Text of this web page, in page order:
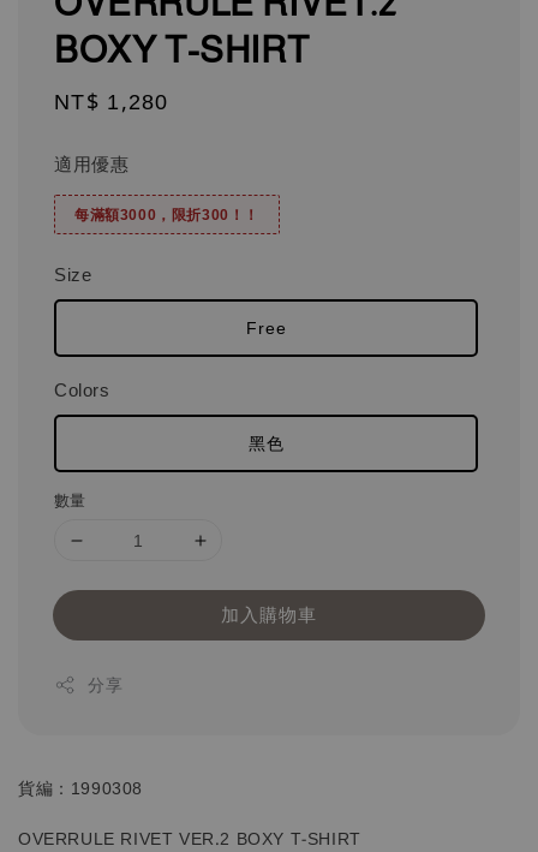
BOXY T-SHIRT
Regular
NT$ 1,280
適用優惠
每滿額3000，限折300！！
Size
Free
Colors
黑色
數量
加入購物車
分享
貨編：1990308
OVERRULE RIVET VER.2 BOXY T-SHIRT